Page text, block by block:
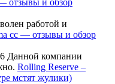
работой и
cc — отзывы и обзор
Данной компании
Rolling Reserve –
мстят жулики)